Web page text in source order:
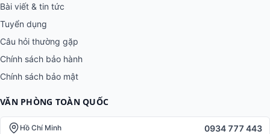
Bài viết & tin tức
Tuyển dụng
Câu hỏi thường gặp
Chính sách bảo hành
Chính sách bảo mật
VĂN PHÒNG TOÀN QUỐC
Hồ Chí Minh 0934 777 443